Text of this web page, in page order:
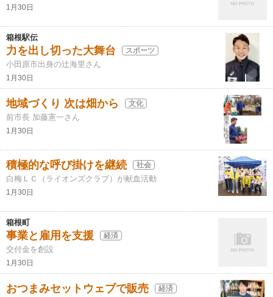
1月30日
箱根駅伝
力を出し切った大舞台 スポーツ
小田原市出身の辻海里さん
1月30日
地域づくり 次は畑から 文化
前市長 加藤憲一さん
1月30日
積極的な呼び掛けを継続 社会
白梅ＬＣ（ライオンズクラブ）が献血活動
1月30日
箱根町
事業と雇用を支援 経済
交付金を創設
1月30日
おつまみセットウェブで販売 経済